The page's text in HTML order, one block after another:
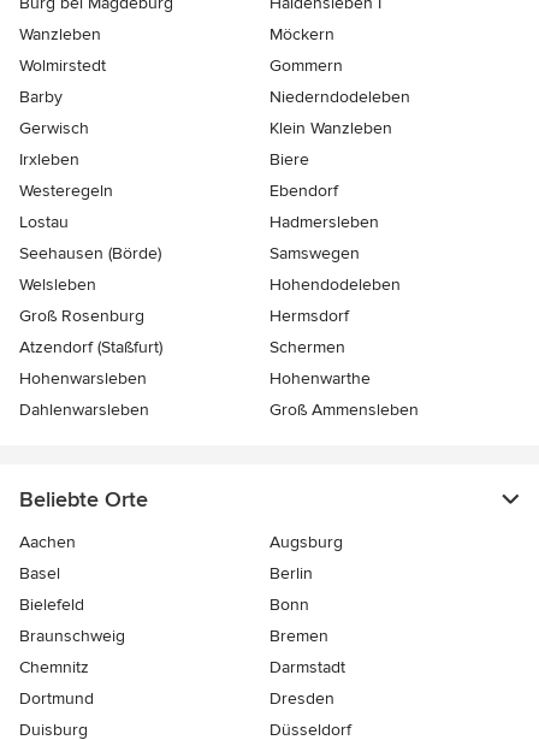
Wanzleben
Möckern
Wolmirstedt
Gommern
Barby
Niederndodeleben
Gerwisch
Klein Wanzleben
Irxleben
Biere
Westeregeln
Ebendorf
Lostau
Hadmersleben
Seehausen (Börde)
Samswegen
Welsleben
Hohendodeleben
Groß Rosenburg
Hermsdorf
Atzendorf (Staßfurt)
Schermen
Hohenwarsleben
Hohenwarthe
Dahlenwarsleben
Groß Ammensleben
Beliebte Orte
Aachen
Augsburg
Basel
Berlin
Bielefeld
Bonn
Braunschweig
Bremen
Chemnitz
Darmstadt
Dortmund
Dresden
Duisburg
Düsseldorf